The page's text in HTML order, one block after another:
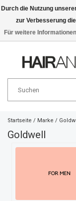
Startseite / Marke /
Goldwell
Durch die Nutzung
zur Verbesserung
Für weitere